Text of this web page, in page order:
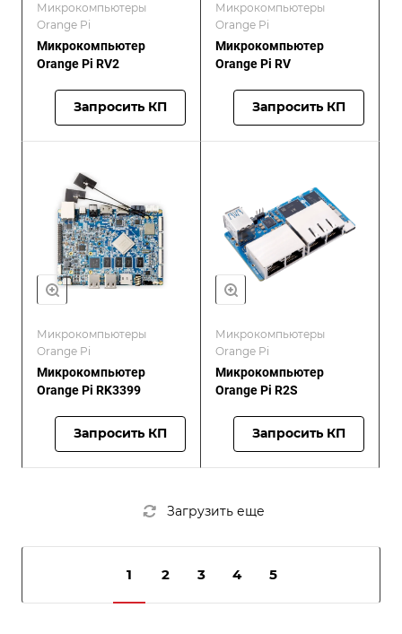
Микрокомпьютеры
Orange Pi
Микрокомпьютер
Orange Pi RV2
Запросить КП
Микрокомпьютеры
Orange Pi
Микрокомпьютер
Orange Pi RV
Запросить КП
Микрокомпьютеры
Orange Pi
Микрокомпьютер
Orange Pi RK3399
Запросить КП
Микрокомпьютеры
Orange Pi
Микрокомпьютер
Orange Pi R2S
Запросить КП
Загрузить еще
1 2 3 4 5